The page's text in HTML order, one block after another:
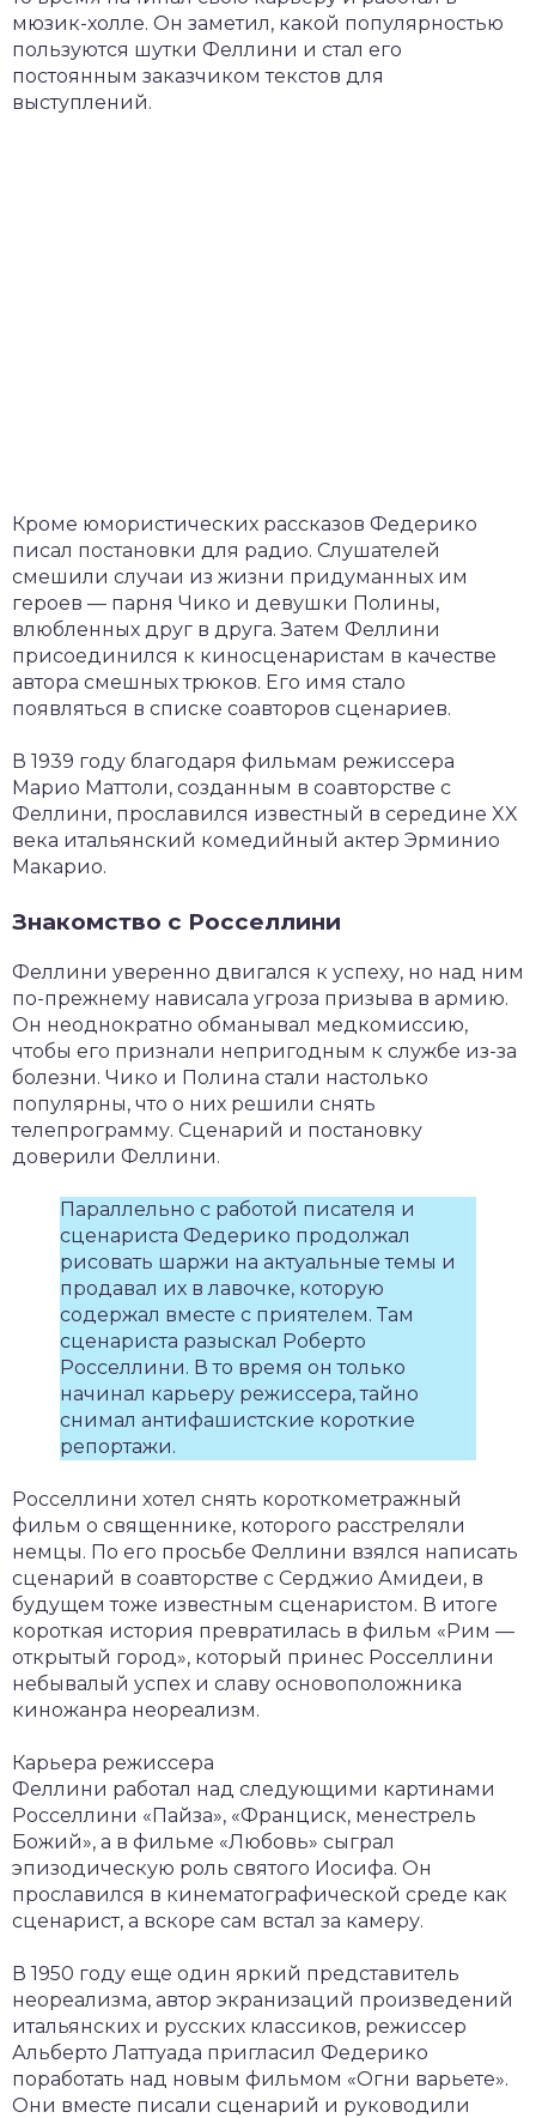
мюзик-холле. Он заметил, какой популярностью
пользуются шутки Феллини и стал его
постоянным заказчиком текстов для
выступлений.
Кроме юмористических рассказов Федерико
писал постановки для радио. Слушателей
смешили случаи из жизни придуманных им
героев — парня Чико и девушки Полины,
влюбленных друг в друга. Затем Феллини
присоединился к киносценаристам в качестве
автора смешных трюков. Его имя стало
появляться в списке соавторов сценариев.
В 1939 году благодаря фильмам режиссера
Марио Маттоли, созданным в соавторстве с
Феллини, прославился известный в середине XX
века итальянский комедийный актер Эрминио
Макарио.
Знакомство с Росселлини
Феллини уверенно двигался к успеху, но над ним
по-прежнему нависала угроза призыва в армию.
Он неоднократно обманывал медкомиссию,
чтобы его признали непригодным к службе из-за
болезни. Чико и Полина стали настолько
популярны, что о них решили снять
телепрограмму. Сценарий и постановку
доверили Феллини.
Параллельно с работой писателя и
сценариста Федерико продолжал
рисовать шаржи на актуальные темы и
продавал их в лавочке, которую
содержал вместе с приятелем. Там
сценариста разыскал Роберто
Росселлини. В то время он только
начинал карьеру режиссера, тайно
снимал антифашистские короткие
репортажи.
Росселлини хотел снять короткометражный
фильм о священнике, которого расстреляли
немцы. По его просьбе Феллини взялся написать
сценарий в соавторстве с Серджио Амидеи, в
будущем тоже известным сценаристом. В итоге
короткая история превратилась в фильм «Рим —
открытый город», который принес Росселлини
небывалый успех и славу основоположника
киножанра неореализм.
Карьера режиссера
Феллини работал над следующими картинами
Росселлини «Пайза», «Франциск, менестрель
Божий», а в фильме «Любовь» сыграл
эпизодическую роль святого Иосифа. Он
прославился в кинематографической среде как
сценарист, а вскоре сам встал за камеру.
В 1950 году еще один яркий представитель
неореализма, автор экранизаций произведений
итальянских и русских классиков, режиссер
Альберто Латтуада пригласил Федерико
поработать над новым фильмом «Огни варьете».
Они вместе писали сценарий и руководили